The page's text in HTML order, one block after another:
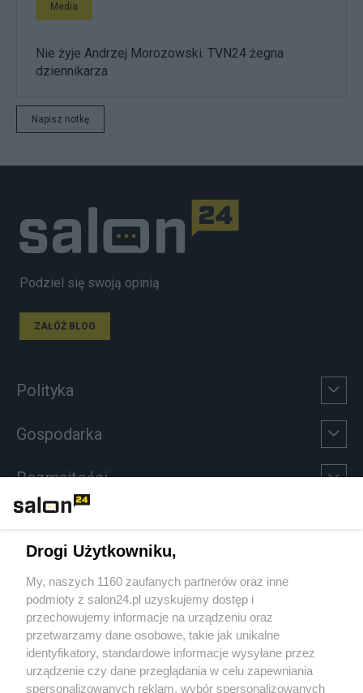
Media
Nie żyje Andrzej Morozowski. TVN24 żegna
dziennikarza
Napisz notkę
Podziel się swoją opinią
ZAŁÓŻ BLOG
Polityka
Gospodarka
Rozmaitości
Sport
Społeczeństwo
Kultura
Drogi Użytkowniku,
My, naszych 1160 zaufanych partnerów oraz inne
podmioty z salon24.pl uzyskujemy dostęp i
przechowujemy informacje na urządzeniu oraz
przetwarzamy dane osobowe, takie jak unikalne
identyfikatory, standardowe informacje wysyłane przez
urządzenie czy dane przeglądania w celu zapewniania
spersonalizowanych reklam, wybór spersonalizowanych